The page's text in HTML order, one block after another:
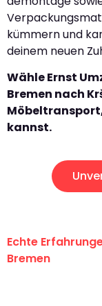
kümmern und
deinem neuen
Wähle Ernst
Bremen nach
kannst.
Echte
Bremen